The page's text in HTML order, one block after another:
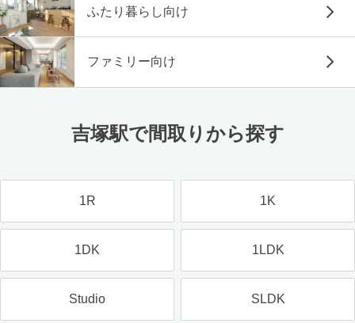
ふたり暮らし向け
ファミリー向け
吉塚駅で間取りから探す
1R 1K
1DK 1LDK
Studio SLDK